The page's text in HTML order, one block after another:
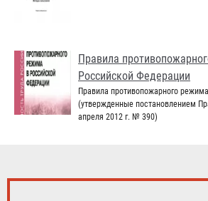
Правила
Российской Федерации
Правила противопожарного
(утвержденные постановлением
апреля 2012 г. № 390)